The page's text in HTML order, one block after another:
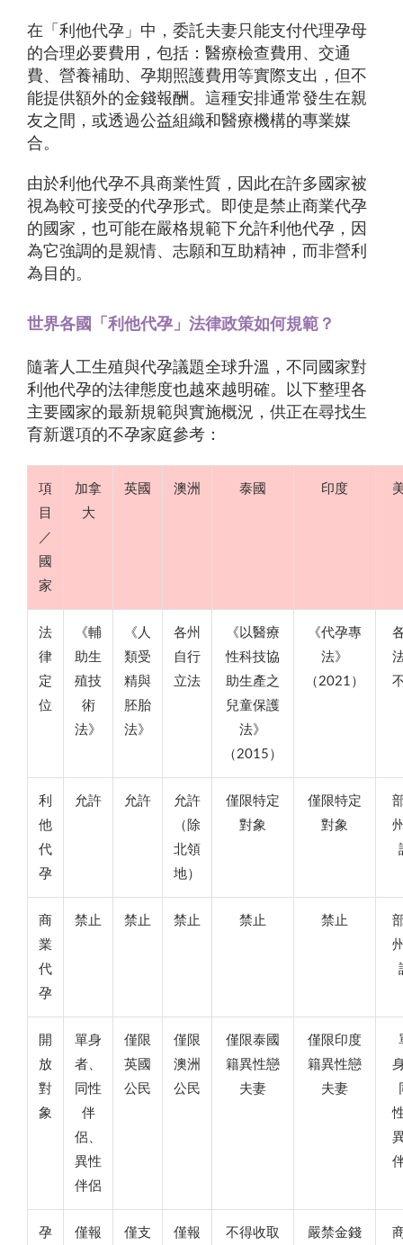
在「利他代孕」中，委託夫妻只能支付代理孕母
的合理必要費用，包括：醫療檢查費用、交通
費、營養補助、孕期照護費用等實際支出，但不
能提供額外的金錢報酬。這種安排通常發生在親
友之間，或透過公益組織和醫療機構的專業媒
合。
由於利他代孕不具商業性質，因此在許多國家被
視為較可接受的代孕形式。即使是禁止商業代孕
的國家，也可能在嚴格規範下允許利他代孕，因
為它強調的是親情、志願和互助精神，而非營利
為目的。
世界各國「利他代孕」法律政策如何規範？
隨著人工生殖與代孕議題全球升溫，不同國家對
利他代孕的法律態度也越來越明確。以下整理各
主要國家的最新規範與實施概況，供正在尋找生
育新選項的不孕家庭參考：
項
目
／
國
家
加拿
大
英國 澳洲 泰國 印度
法
律
定
位
《輔
助生
殖技
術
法》
《人
類受
精與
胚胎
法》
各州
自行
立法
《以醫療
性科技協
助生產之
兒童保護
法》
（2015）
《代孕專
法》
（2021）
利
他
代
孕
允許 允許
允許
（除
北領
地）
僅限特定
對象
僅限特定
對象
商
業
代
孕
禁止 禁止 禁止 禁止 禁止
開
放
對
象
單身
者、
同性
伴
侶、
異性
伴侶
僅限
英國
公民
僅限
澳洲
公民
僅限泰國
籍異性戀
夫妻
僅限印度
籍異性戀
夫妻
孕 僅報 僅支 僅報 不得收取 嚴禁金錢